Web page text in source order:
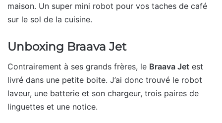
maison. Un super mini robot pour vos taches de café
sur le sol de la cuisine.
Unboxing Braava Jet
Contrairement à ses grands frères, le Braava Jet est
livré dans une petite boite. J’ai donc trouvé le robot
laveur, une batterie et son chargeur, trois paires de
linguettes et une notice.